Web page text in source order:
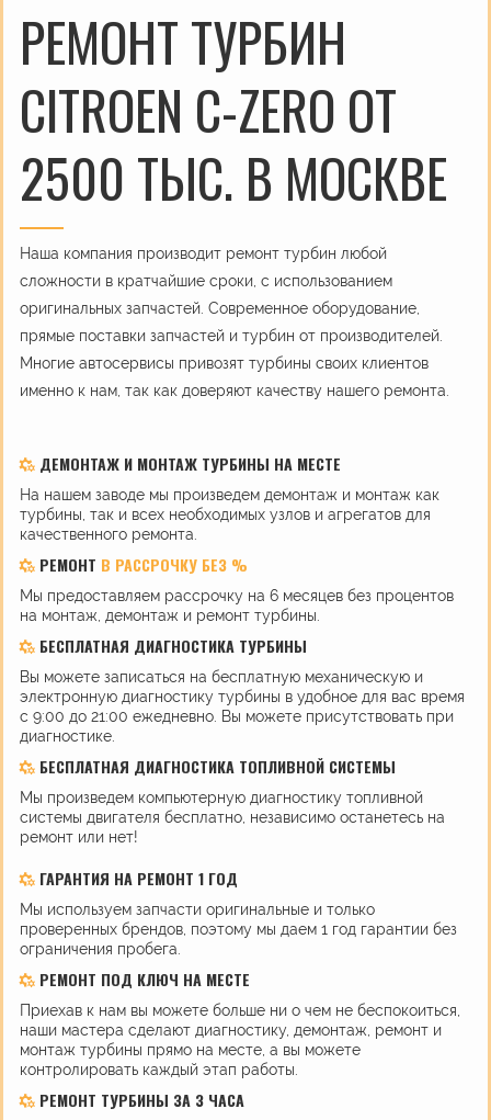
РЕМОНТ ТУРБИН
CITROEN C-ZERO ОТ
2500 ТЫС. В МОСКВЕ
Наша компания производит ремонт турбин любой
сложности в кратчайшие сроки, с использованием
оригинальных запчастей. Современное оборудование,
прямые поставки запчастей и турбин от производителей.
Многие автосервисы привозят турбины своих клиентов
именно к нам, так как доверяют качеству нашего ремонта.
ДЕМОНТАЖ И МОНТАЖ ТУРБИНЫ НА МЕСТЕ
На нашем заводе мы произведем демонтаж и монтаж как
турбины, так и всех необходимых узлов и агрегатов для
качественного ремонта.
РЕМОНТ В РАССРОЧКУ БЕЗ %
Мы предоставляем рассрочку на 6 месяцев без процентов
на монтаж, демонтаж и ремонт турбины.
БЕСПЛАТНАЯ ДИАГНОСТИКА ТУРБИНЫ
Вы можете записаться на бесплатную механическую и
электронную диагностику турбины в удобное для вас время
с 9:00 до 21:00 ежедневно. Вы можете присутствовать при
диагностике.
БЕСПЛАТНАЯ ДИАГНОСТИКА ТОПЛИВНОЙ СИСТЕМЫ
Мы произведем компьютерную диагностику топливной
системы двигателя бесплатно, независимо останетесь на
ремонт или нет!
ГАРАНТИЯ НА РЕМОНТ 1 ГОД
Мы используем запчасти оригинальные и только
проверенных брендов, поэтому мы даем 1 год гарантии без
ограничения пробега.
РЕМОНТ ПОД КЛЮЧ НА МЕСТЕ
Приехав к нам вы можете больше ни о чем не беспокоиться,
наши мастера сделают диагностику, демонтаж, ремонт и
монтаж турбины прямо на месте, а вы можете
контролировать каждый этап работы.
РЕМОНТ ТУРБИНЫ ЗА 3 ЧАСА